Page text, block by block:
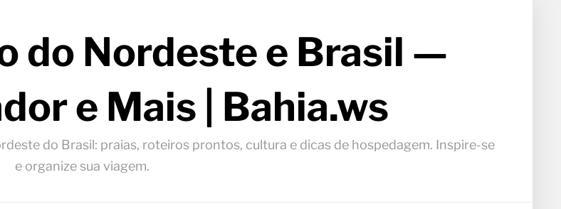
do Nordeste e Brasil —
e Mais | Bahia.ws
do Brasil: praias, roteiros prontos, cultura e dicas de hospedagem. Inspire-se
e organize sua viagem.